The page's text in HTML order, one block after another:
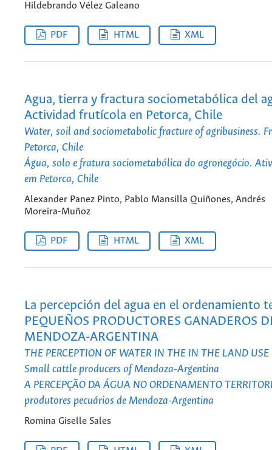
Hildebrando Vélez Galeano
PDF HTML XML
Agua, tierra y fractura sociometabólica del
Actividad frutícola en Petorca, Chile
Water, soil and sociometabolic fracture of agribusiness.
Petorca, Chile
Água, solo e fratura sociometabólica do agronegócio.
em Petorca, Chile
Alexander Panez Pinto, Pablo Mansilla Quiñones, Andrés
Moreira-Muñoz
PDF HTML XML
La percepción del agua en el ordenamiento
PEQUEÑOS PRODUCTORES GANADEROS
MENDOZA-ARGENTINA
THE PERCEPTION OF WATER IN THE IN THE LAND
Small cattle producers of Mendoza-Argentina
A PERCEPÇÃO DA ÁGUA NO ORDENAMENTO
produtores pecuários de Mendoza-Argentina
Romina Giselle Sales